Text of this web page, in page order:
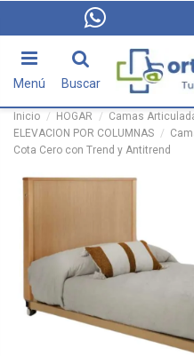
Menú Buscar
Inicio HOGAR Camas
ELEVACION POR COLUMNAS
Cota Cero con Trend y Antitrend